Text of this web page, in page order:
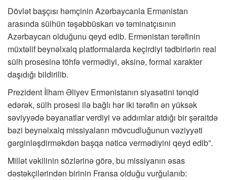
Dövlət başçısı həmçinin Azərbaycanla Ermənistan
arasında sülhün təşəbbüskarı və təminatçısının
Azərbaycan olduğunu qeyd edib. Ermənistan tərəfinin
müxtəlif beynəlxalq platformalarda keçirdiyi tədbirlərin real
sülh prosesinə töhfə vermədiyi, əksinə, formal xarakter
daşıdığı bildirilib.
Prezident İlham Əliyev Ermənistanın siyasətini tənqid
edərək, sülh prosesi ilə bağlı hər iki tərəfin ən yüksək
səviyyədə bəyanatlar verdiyi və addımlar atdığı bir şəraitdə
bəzi beynəlxalq missiyaların mövcudluğunun vəziyyəti
gərginləşdirməkdən başqa nəticə vermədiyini qeyd edib”.
Millət vəkilinin sözlərinə görə, bu missiyanın əsas
dəstəkçilərindən birinin Fransa olduğu vurğulanıb: